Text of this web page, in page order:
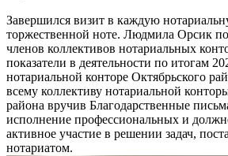
Завершился визит в каждую
торжественной ноте. Людмила Орсик
членов коллективов нотариальных
показатели в деятельности по итогам
нотариальной конторе Октябрьского
всему коллективу нотариальной
района вручив Благодарственные
исполнение профессиональных и
активное участие в решении задач,
нотариатом.